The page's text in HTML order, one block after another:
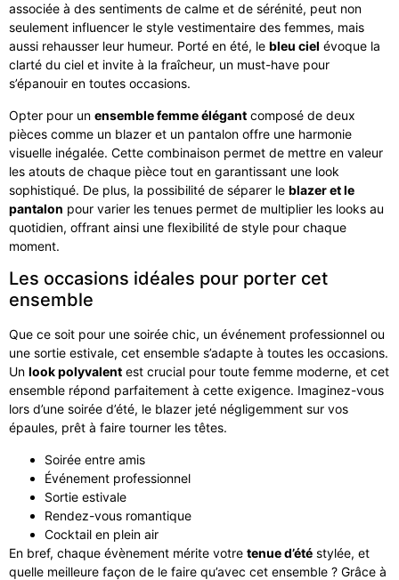
associée à des sentiments de calme et de sérénité, peut non
seulement influencer le style vestimentaire des femmes, mais
aussi rehausser leur humeur. Porté en été, le bleu ciel évoque la
clarté du ciel et invite à la fraîcheur, un must-have pour
s’épanouir en toutes occasions.
Opter pour un ensemble femme élégant composé de deux
pièces comme un blazer et un pantalon offre une harmonie
visuelle inégalée. Cette combinaison permet de mettre en valeur
les atouts de chaque pièce tout en garantissant une look
sophistiqué. De plus, la possibilité de séparer le blazer et le
pantalon pour varier les tenues permet de multiplier les looks au
quotidien, offrant ainsi une flexibilité de style pour chaque
moment.
Les occasions idéales pour porter cet
ensemble
Que ce soit pour une soirée chic, un événement professionnel ou
une sortie estivale, cet ensemble s’adapte à toutes les occasions.
Un look polyvalent est crucial pour toute femme moderne, et cet
ensemble répond parfaitement à cette exigence. Imaginez-vous
lors d’une soirée d’été, le blazer jeté négligemment sur vos
épaules, prêt à faire tourner les têtes.
Soirée entre amis
Événement professionnel
Sortie estivale
Rendez-vous romantique
Cocktail en plein air
En bref, chaque évènement mérite votre tenue d’été stylée, et
quelle meilleure façon de le faire qu’avec cet ensemble ? Grâce à